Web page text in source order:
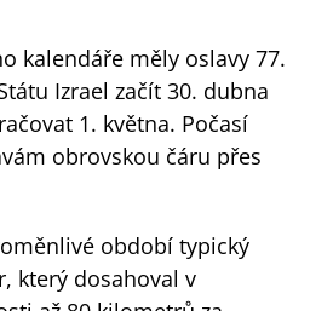
kalendáře měly oslavy 77.
Izrael začít 30. dubna
1. května. Počasí
obrovskou čáru přes
období typický
který dosahoval v